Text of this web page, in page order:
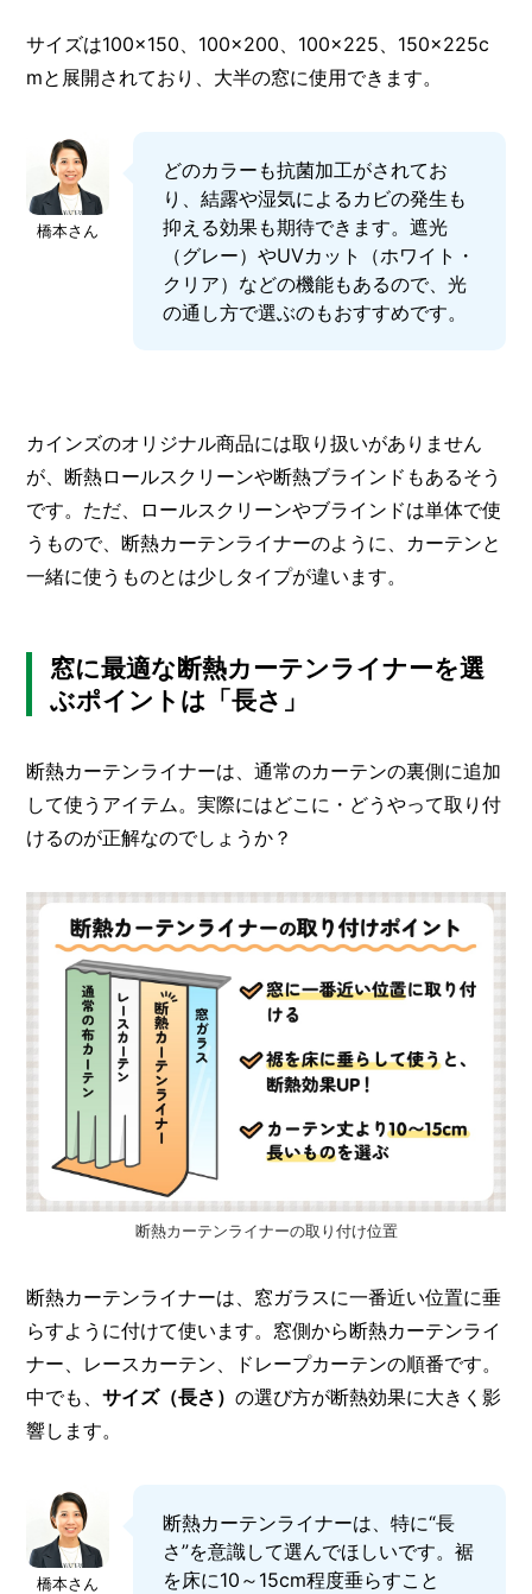
サイズは100×150、100×200、100×225、150×225c
mと展開されており、大半の窓に使用できます。
橋本さん
どのカラーも抗菌加工がされてお
り、結露や湿気によるカビの発生も
抑える効果も期待できます。遮光
（グレー）やUVカット（ホワイト・
クリア）などの機能もあるので、光
の通し方で選ぶのもおすすめです。
カインズのオリジナル商品には取り扱いがありません
が、断熱ロールスクリーンや断熱ブラインドもあるそう
です。ただ、ロールスクリーンやブラインドは単体で使
うもので、断熱カーテンライナーのように、カーテンと
一緒に使うものとは少しタイプが違います。
窓に最適な断熱カーテンライナーを選
ぶポイントは「長さ」
断熱カーテンライナーは、通常のカーテンの裏側に追加
して使うアイテム。実際にはどこに・どうやって取り付
けるのが正解なのでしょうか？
断熱カーテンライナーの取り付け位置
断熱カーテンライナーは、窓ガラスに一番近い位置に垂
らすように付けて使います。窓側から断熱カーテンライ
ナー、レースカーテン、ドレープカーテンの順番です。
中でも、サイズ（長さ）の選び方が断熱効果に大きく影
響します。
橋本さん
断熱カーテンライナーは、特に“長
さ”を意識して選んでほしいです。裾
を床に10～15cm程度垂らすこと